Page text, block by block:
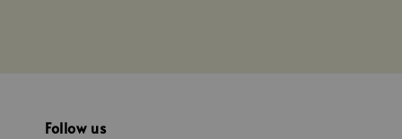
Follow us